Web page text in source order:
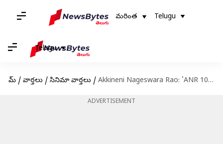
మరింత Telugu
Telugu
హోమ్ / వార్తలు / సినిమా వార్తలు / Akkineni Nageswara Rao: 'ANR 100' పండుగ.. 25 నగరాల్లో అక్కినేని క్లాసిక్స్ ప్రదర్శన
ADVERTISEMENT